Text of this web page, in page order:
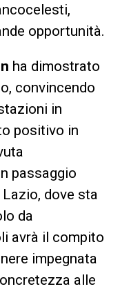
opportunità.
ha dimostrato
convincendo
in
positivo in
passaggio
dove sta
da
avrà il compito
impegnata
alle